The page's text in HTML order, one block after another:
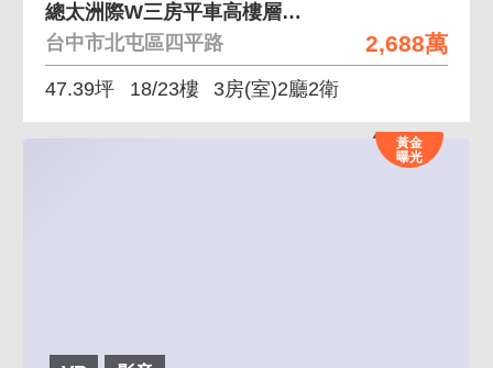
2,688萬
總太洲際W三房平車高樓層視野戶~~~~~~~~~
台中市北屯區四平路
47.39坪 18/23樓 3房(室)2廳2衛
黃金
曝光